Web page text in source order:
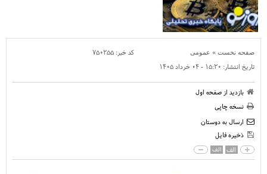
صفحه نخست » عمومی کد خبر: ۷۵۰۲۵۵
تاریخ انتشار: ۱۵:۲۰ - ۰۴ خرداد ۱۴۰۵
بازدید از صفحه اول
نسخه چاپی
ارسال به دوستان
ذخیره فایل
الف الف